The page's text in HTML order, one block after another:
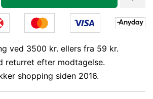
ved 3500 kr. ellers fra 59 kr.
returret efter modtagelse.
shopping siden 2016.